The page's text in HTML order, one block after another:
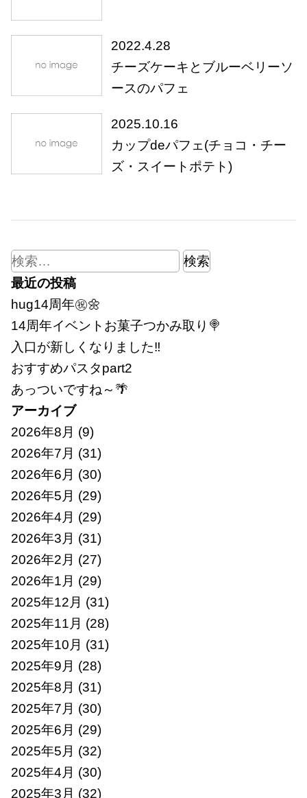
2022.4.28
チーズケーキとブルーベリーソ
ースのパフェ
2025.10.16
カップdeパフェ(チョコ・チー
ズ・スイートポテト)
検
索:
最近の投稿
hug14周年㊗🌼
14周年イベントお菓子つかみ取り🍭
入口が新しくなりました‼
おすすめパスタpart2
あっついですね～🌴
アーカイブ
2026年8月 (9)
2026年7月 (31)
2026年6月 (30)
2026年5月 (29)
2026年4月 (29)
2026年3月 (31)
2026年2月 (27)
2026年1月 (29)
2025年12月 (31)
2025年11月 (28)
2025年10月 (31)
2025年9月 (28)
2025年8月 (31)
2025年7月 (30)
2025年6月 (29)
2025年5月 (32)
2025年4月 (30)
2025年3月 (32)